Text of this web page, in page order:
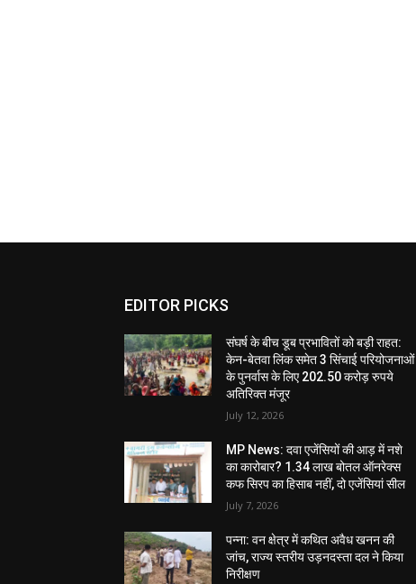
EDITOR PICKS
संघर्ष के बीच डूब प्रभावितों को बड़ी राहत:
केन-बेतवा लिंक समेत 3 सिंचाई परियोजनाओं
के पुनर्वास के लिए 202.50 करोड़ रुपये
अतिरिक्त मंजूर
July 12, 2026
MP News: दवा एजेंसियों की आड़ में नशे
का कारोबार? 1.34 लाख बोतल ऑनरेक्स
कफ सिरप का हिसाब नहीं, दो एजेंसियां सील
July 7, 2026
पन्ना: वन क्षेत्र में कथित अवैध खनन की
जांच, राज्य स्तरीय उड़नदस्ता दल ने किया
निरीक्षण